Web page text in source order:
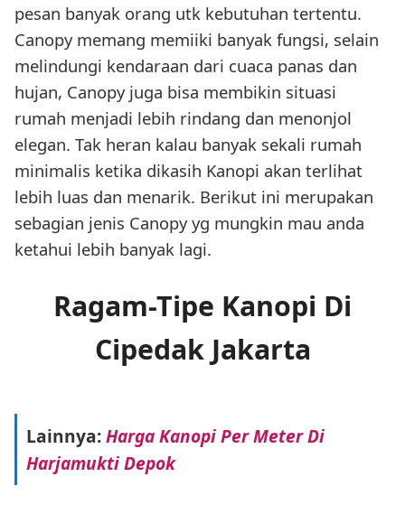
pesan banyak orang utk kebutuhan tertentu.
Canopy memang memiiki banyak fungsi, selain
melindungi kendaraan dari cuaca panas dan
hujan, Canopy juga bisa membikin situasi
rumah menjadi lebih rindang dan menonjol
elegan. Tak heran kalau banyak sekali rumah
minimalis ketika dikasih Kanopi akan terlihat
lebih luas dan menarik. Berikut ini merupakan
sebagian jenis Canopy yg mungkin mau anda
ketahui lebih banyak lagi.
Ragam-Tipe Kanopi Di
Cipedak Jakarta
Lainnya:Harga Kanopi Per Meter Di
Harjamukti Depok